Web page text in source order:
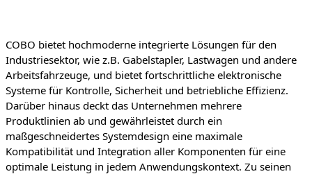
COBO bietet hochmoderne integrierte Lösungen für den
Industriesektor, wie z.B. Gabelstapler, Lastwagen und andere
Arbeitsfahrzeuge, und bietet fortschrittliche elektronische
Systeme für Kontrolle, Sicherheit und betriebliche Effizienz.
Darüber hinaus deckt das Unternehmen mehrere
Produktlinien ab und gewährleistet durch ein
maßgeschneidertes Systemdesign eine maximale
Kompatibilität und Integration aller Komponenten für eine
optimale Leistung in jedem Anwendungskontext. Zu seinen